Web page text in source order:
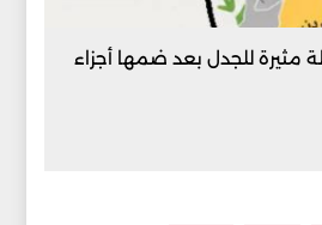
مثيرة للجدل بعد ضمها أجزاء